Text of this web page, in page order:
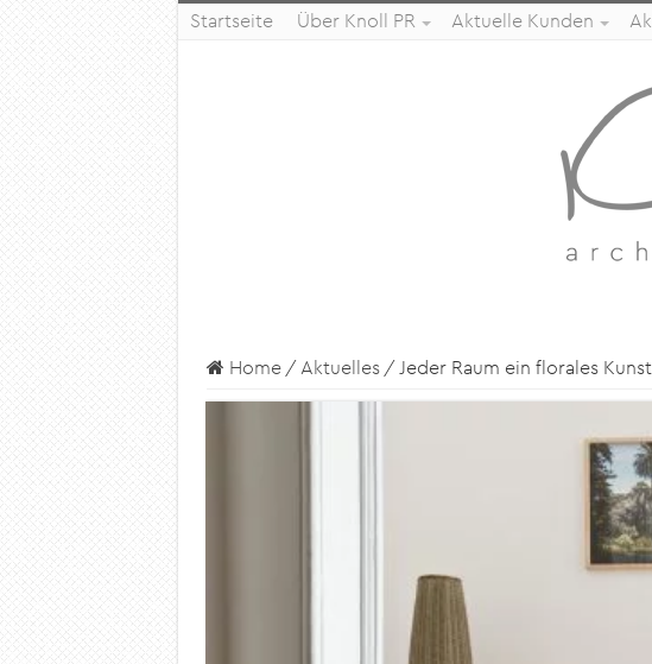
Startseite Über Knoll PR Aktuelle Kunden
Home /Aktuelles /Jeder Raum ein florales